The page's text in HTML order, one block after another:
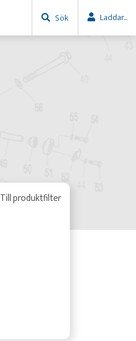
Sök Laddar...
Till produktfilter